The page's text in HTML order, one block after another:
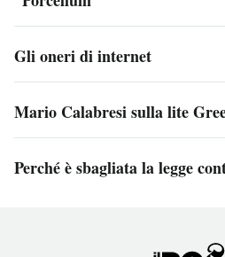
Gli oneri di internet
Mario Calabresi sulla lite
Perché è sbagliata la legge